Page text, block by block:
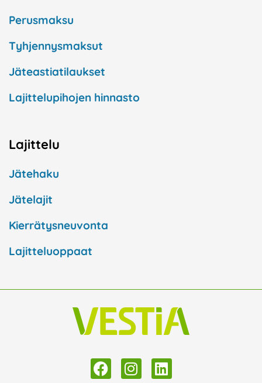
Perusmaksu
Tyhjennysmaksut
Jäteastiatilaukset
Lajittelupihojen hinnasto
Lajittelu
Jätehaku
Jätelajit
Kierrätysneuvonta
Lajitteluoppaat
a
n
i